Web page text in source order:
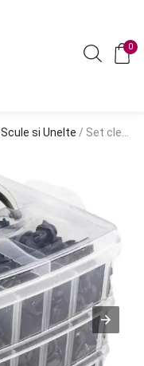
0
Scule si Unelte / Set cleme – clipsuri reconditionare auto, 620 piese, diferite modele